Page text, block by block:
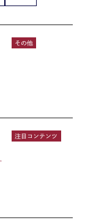
その他
注目コンテンツ